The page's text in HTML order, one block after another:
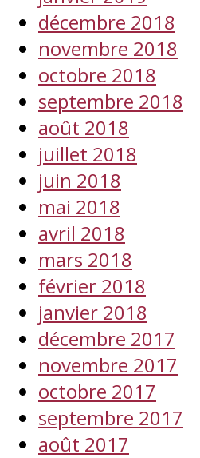
décembre 2018
novembre 2018
octobre 2018
septembre 2018
août 2018
juillet 2018
juin 2018
mai 2018
avril 2018
mars 2018
février 2018
janvier 2018
décembre 2017
novembre 2017
octobre 2017
septembre 2017
août 2017